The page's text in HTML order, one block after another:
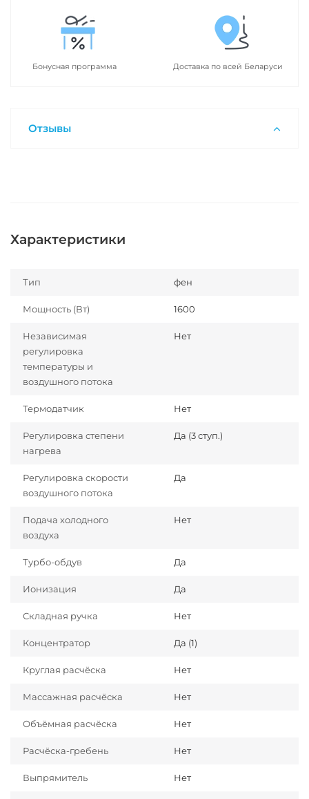
Бонусная программа Доставка по всей Беларуси
Отзывы
Характеристики
Тип фен
Мощность (Вт) 1600
Независимая
регулировка
температуры и
воздушного потока
Нет
Термодатчик Нет
Регулировка степени
нагрева
Да (3 ступ.)
Регулировка скорости
воздушного потока
Да
Подача холодного
воздуха
Нет
Турбо-обдув Да
Ионизация Да
Складная ручка Нет
Концентратор Да (1)
Круглая расчёска Нет
Массажная расчёска Нет
Объёмная расчёска Нет
Расчёска-гребень Нет
Выпрямитель Нет